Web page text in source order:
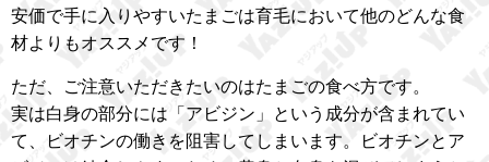
安価で手に入りやすいたまごは育毛において他のどんな食
材よりもオススメです！
ただ、ご注意いただきたいのはたまごの食べ方です。
実は白身の部分には「アビジン」という成分が含まれてい
て、ビオチンの働きを阻害してしまいます。ビオチンとア